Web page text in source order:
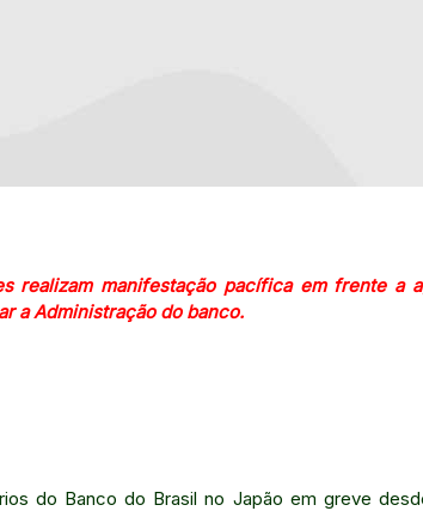
realizam manifestação pacífica em frente a
a Administração do banco.
do Banco do Brasil no Japão em greve